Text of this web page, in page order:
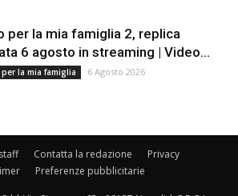
per la mia famiglia 2, replica
6 agosto in streaming | Video...
la mia famiglia 6 Agosto 2026
Contatta la redazione
Privacy
Preferenze pubblicitarie